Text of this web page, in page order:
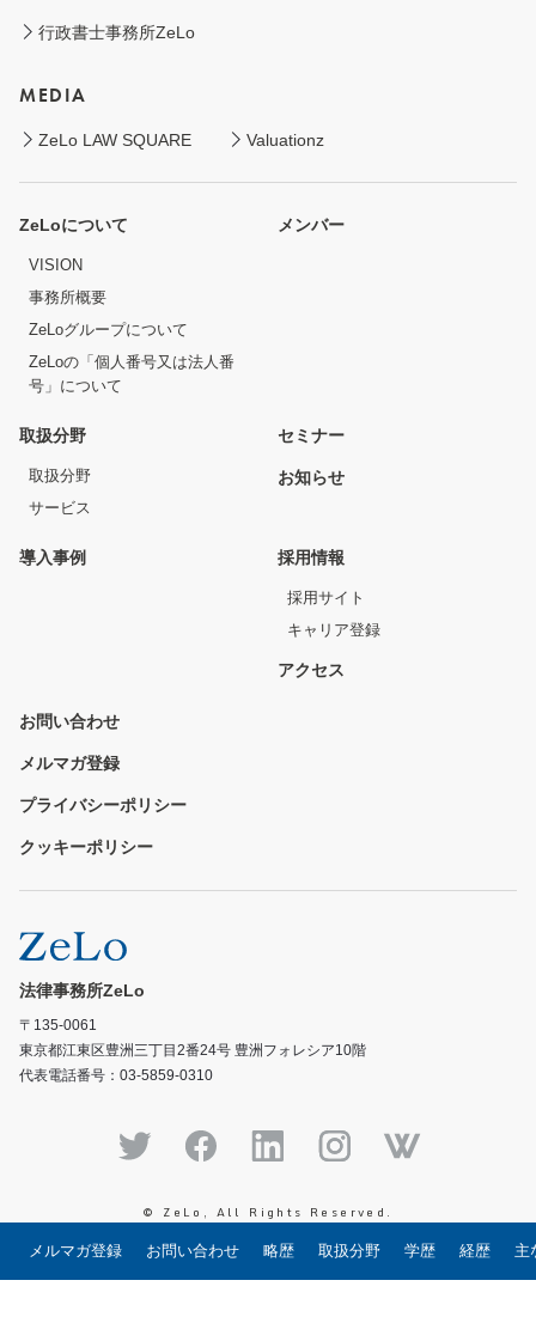
メルマガ登録 お問い合わせ 略歴 取扱分野 学歴 経歴 主
行政書士事務所ZeLo
MEDIA
ZeLo LAW SQUARE Valuationz
ZeLoについて
VISION
事務所概要
ZeLoグループについて
ZeLoの「個人番号又は法人番
号」について
メンバー
取扱分野
取扱分野
サービス
セミナー
お知らせ
導入事例 採用情報
採用サイト
キャリア登録
アクセス
お問い合わせ
メルマガ登録
プライバシーポリシー
クッキーポリシー
法律事務所ZeLo
〒135-0061
東京都江東区豊洲三丁目2番24号 豊洲フォレシア10階
代表電話番号：03-5859-0310
© ZeLo, All Rights Reserved.